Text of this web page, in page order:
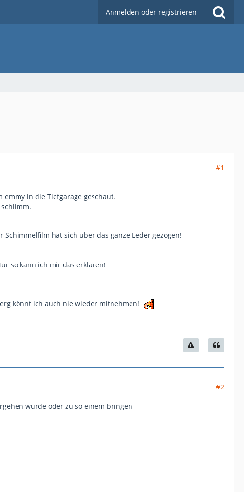
Anmelden oder registrieren
#1
emmy in die Tiefgarage geschaut.
Schimmelfilm hat sich über das ganze Leder gezogen!
so kann ich mir das erklären!
könnt ich auch nie wieder mitnehmen!
#2
würde oder zu so einem bringen